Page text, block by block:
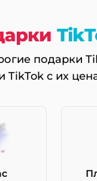
подарки
TikTok с их